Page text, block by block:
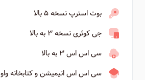
بوت استرپ نسخه ۵ بالا
جی کوئری نسخه ۳ به بالا
سی اس اس ۳ به بالا
سی اس اس انیمیشن و کتابخانه واو